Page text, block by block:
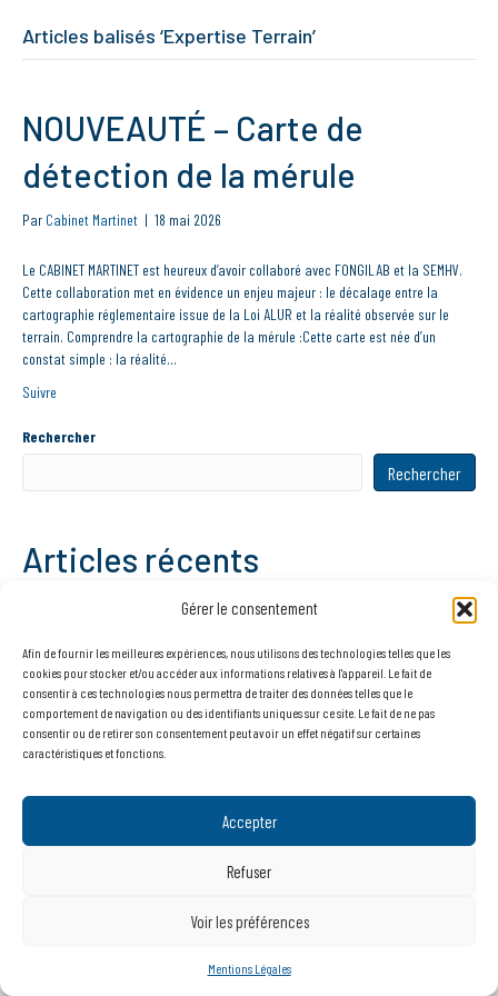
Gérer le consentement
Afin de fournir les meilleures expériences, nous utilisons des technologies telles que les
cookies pour stocker et/ou accéder aux informations relatives à l'appareil. Le fait de
consentir à ces technologies nous permettra de traiter des données telles que le
comportement de navigation ou des identifiants uniques sur ce site. Le fait de ne pas
consentir ou de retirer son consentement peut avoir un effet négatif sur certaines
caractéristiques et fonctions.
Accepter
Refuser
Voir les préférences
Mentions Légales
Articles balisés ‘Expertise Terrain’
NOUVEAUTÉ – Carte de
détection de la mérule
Par Cabinet Martinet | 18 mai 2026
Le CABINET MARTINET est heureux d’avoir collaboré avec FONGILAB et la SEMHV.
Cette collaboration met en évidence un enjeu majeur : le décalage entre la
cartographie réglementaire issue de la Loi ALUR et la réalité observée sur le
terrain. Comprendre la cartographie de la mérule :Cette carte est née d’un
constat simple : la réalité…
Suivre
Rechercher
Rechercher
Articles récents
NOUVEAUTÉ – Carte de détection de la mérule
L’espace dédié aux professionnels évolue.
Les discrets architectes destructeurs
Mélèze et altitude
Commentaires récents